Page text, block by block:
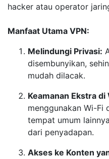
hacker atau operator
Manfaat Utama VPN:
Melindungi Privasi:
disembunyikan,
mudah dilacak.
Keamanan Ekstra di
menggunakan Wi-Fi
tempat umum
dari penyadapan.
Akses ke Konten